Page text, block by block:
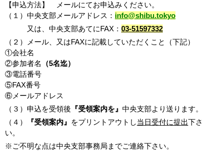
【申込方法】 メールにてお申込みください。
（１）中央支部メールアドレス： info@shibu.tokyo
又は、中央支部あてにFAX： 03-51597332
（２）メール、又はFAXに記載していただくこと（下記）
①会社名
②参加者名
（5名迄）
③電話番号
⑤FAX番号
⑥メールアドレス
（３）申込を受領後 『受領案内を』 中央支部より送ります。
（４）
『受領案内』 をプリントアウトし当日受付に提出下さ
い。
※ご不明な点は中央支部事務局までご連絡下さい。